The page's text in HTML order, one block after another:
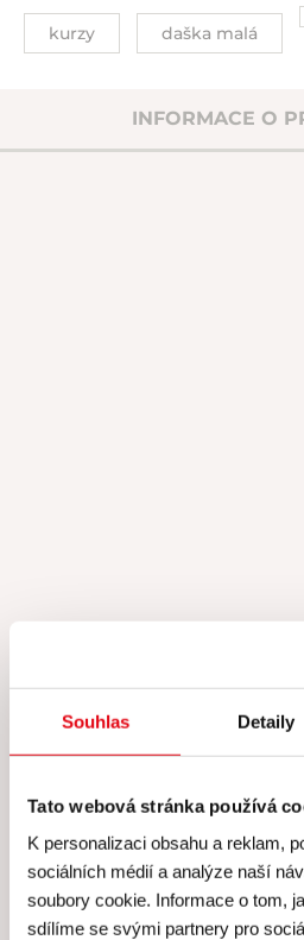
Souhlas Detaily
Tato webová stránka používá
K personalizaci obsahu a reklam,
sociálních médií a analýze naší
soubory cookie. Informace o tom,
sdílíme se svými partnery pro
kurzy daška malá
INFORMACE O
Hodnocení
Za mě super, nová technika,
upéct korpus. Besky je
pomůže, poradí, pod jejím
každý. Děkuji za